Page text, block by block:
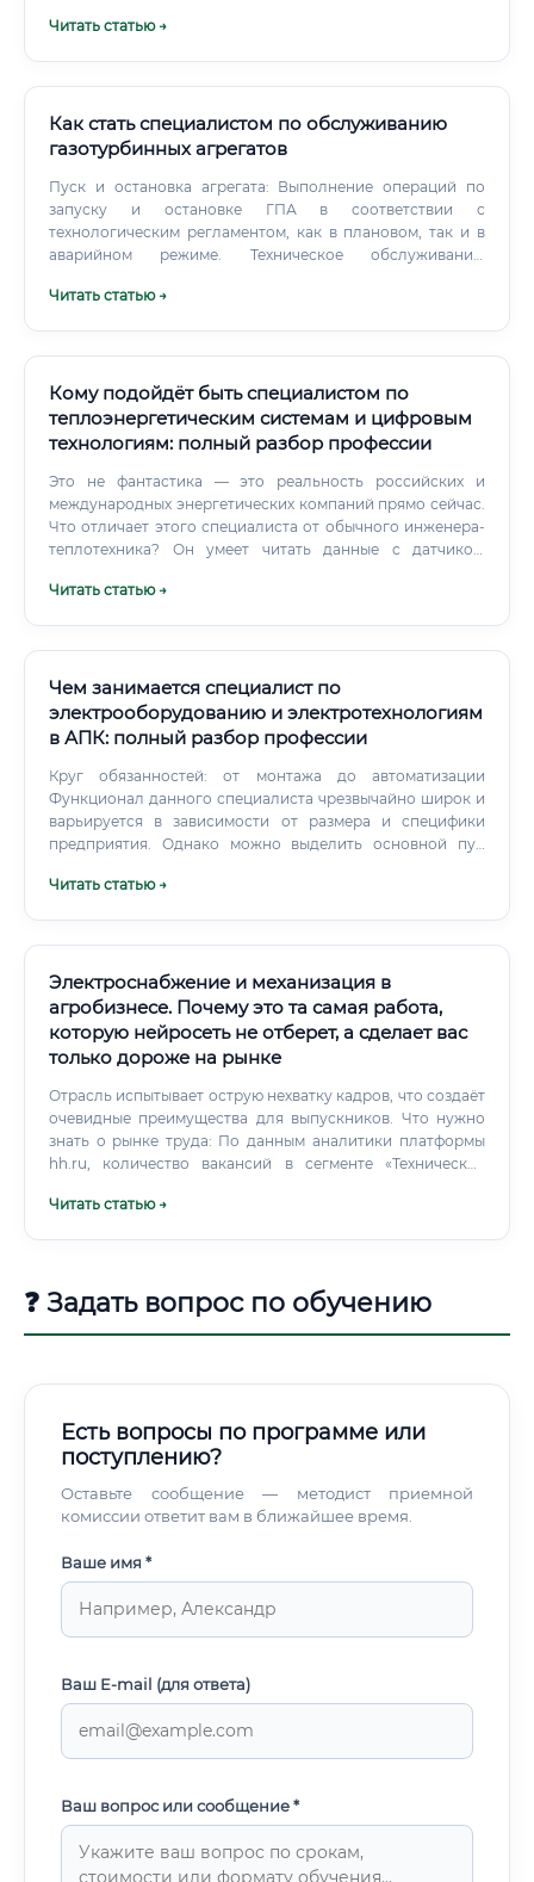
Оформление на предприятии, прохождение вводного
следующие критерии: 💡 Обращайте внимание на
учебные центры при крупных предприятиях и вузах —
практическую подготовку. Большинство работодателей
в электроэнергетике готовы брать специалистов без
опыта при условии: Наличия базового образования по
профилю (курсы, колледж) Наличия действующей группы
медицинского осмотра Готовности работать под
Читать статью →
Как стать специалистом по обслуживанию
газотурбинных агрегатов
Пуск и остановка агрегата: Выполнение операций по
запуску и остановке ГПА в соответствии с
технологическим регламентом, как в плановом, так и в
аварийном режиме. Техническое обслуживание:
узлов и механизмов, контроль уровня масла и других
Читать статью →
Кому подойдёт быть специалистом по
теплоэнергетическим системам и цифровым
технологиям: полный разбор профессии
Это не фантастика — это реальность российских и
международных энергетических компаний прямо сейчас.
Что отличает этого специалиста от обычного инженера-
теплотехника? Он умеет читать данные с датчиков,
потребление энергии через специализированный софт и
Читать статью →
Чем занимается специалист по
электрооборудованию и электротехнологиям
в АПК: полный разбор профессии
Круг обязанностей: от монтажа до автоматизации
Функционал данного специалиста чрезвычайно широк и
варьируется в зависимости от размера и специфики
предприятия. Однако можно выделить основной пул
планирование: Разработка схем электроснабжения
Читать статью →
Электроснабжение и механизация в
агробизнесе. Почему это та самая работа,
которую нейросеть не отберет, а сделает вас
только дороже на рынке
Отрасль испытывает острую нехватку кадров, что создаёт
очевидные преимущества для выпускников. Что нужно
знать о рынке труда: По данным аналитики платформы
hh.ru, количество вакансий в сегменте «Технические
кандидата в среднем приходится 2,5–3 вакансии Крупные
практика показывает, что 70–80% выпускников
профильных курсов трудоустраиваются в течение 1–3
Читать статью →
❓ Задать вопрос по обучению
Есть вопросы по программе или
поступлению?
Оставьте сообщение — методист приемной
комиссии ответит вам в ближайшее время.
Ваше имя *
Ваш E-mail (для ответа)
Ваш вопрос или сообщение *